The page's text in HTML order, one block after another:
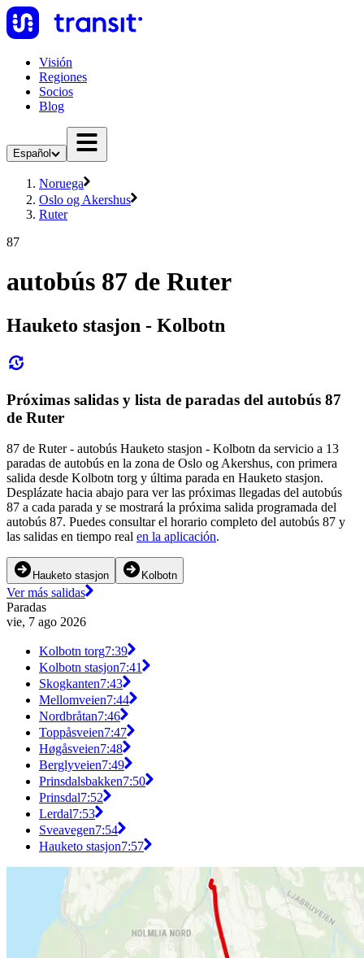
Visión
Regiones
Socios
Blog
Español
Noruega
Oslo og Akershus
Ruter
87
autobús 87 de Ruter
Hauketo stasjon - Kolbotn
Próximas salidas y lista de paradas del autobús 87
de Ruter
87 de Ruter - autobús Hauketo stasjon - Kolbotn da servicio a 13
paradas de autobús en la zona de Oslo og Akershus, con primera
salida desde Kolbotn torg y última parada en Hauketo stasjon.
Desplázate hacia abajo para ver las próximas llegadas del autobús
87 a cada parada y se mostrará la próxima salida programada del
autobús 87. Puedes consultar el horario completo del autobús 87 y
las salidas en tiempo real en la aplicación.
Hauketo stasjon Kolbotn
Ver más salidas
Paradas
vie, 7 ago 2026
Kolbotn torg7:39
Kolbotn stasjon7:41
Skogkanten7:43
Mellomveien7:44
Nordbråtan7:46
Toppåsveien7:47
Høgåsveien7:48
Berglyveien7:49
Prinsdalsbakken7:50
Prinsdal7:52
Lerdal7:53
Sveavegen7:54
Hauketo stasjon7:57